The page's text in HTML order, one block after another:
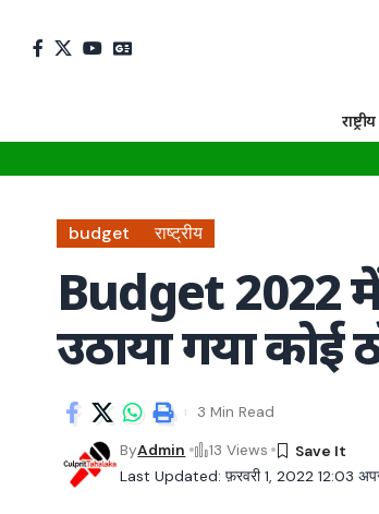
राष्ट्रीय
budget राष्ट्रीय
Budget 2022
उठाया गया
Last Updated: फ़रवरी 1, 2022 12:03
ByAdmin 13 Views
3 Min Read